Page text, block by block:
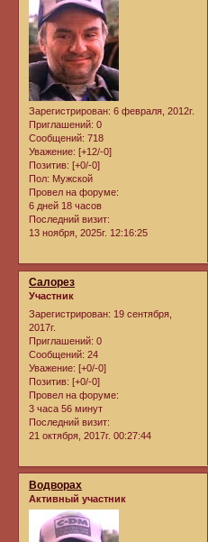
Зарегистрирован: 6 февраля, 2012г.
Приглашений: 0
Сообщений: 718
Уважение: [+12/-0]
Позитив: [+0/-0]
Пол: Мужской
Провел на форуме:
6 дней 18 часов
Последний визит:
13 ноября, 2025г. 12:16:25
Салорез
Участник
Зарегистрирован: 19 сентября,
2017г.
Приглашений: 0
Сообщений: 24
Уважение: [+0/-0]
Позитив: [+0/-0]
Провел на форуме:
3 часа 56 минут
Последний визит:
21 октября, 2017г. 00:27:44
Водворах
Активный участник